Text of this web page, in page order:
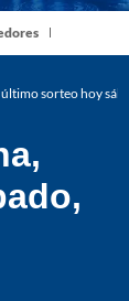
sorteo hoy